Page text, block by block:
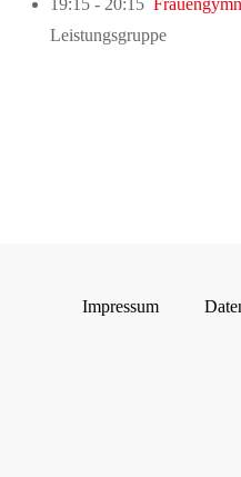
19:15 - 20:15
Leistungsgruppe
Impressum